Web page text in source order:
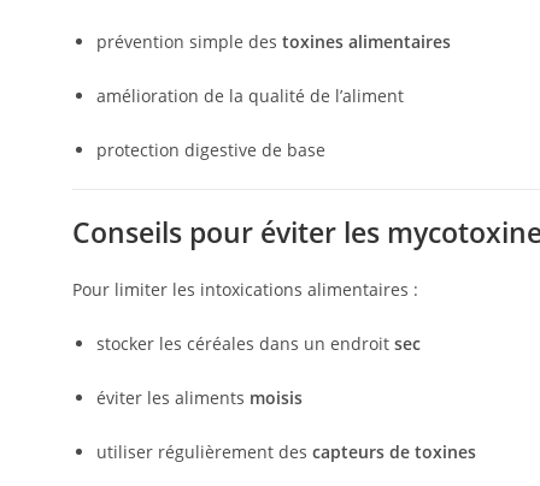
prévention simple des toxines alimentaires
amélioration de la qualité de l’aliment
protection digestive de base
Conseils pour éviter les
Pour limiter les intoxications alimentaires :
stocker les céréales dans un endroit sec
éviter les aliments moisis
utiliser régulièrement des capteurs de toxines